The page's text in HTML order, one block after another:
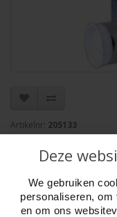
Artikelnr: 205133
Verpakkingseenheid: 100
Merk:HOT Sports + Toys
Deze
We gebruiken
personaliseren,
en om ons